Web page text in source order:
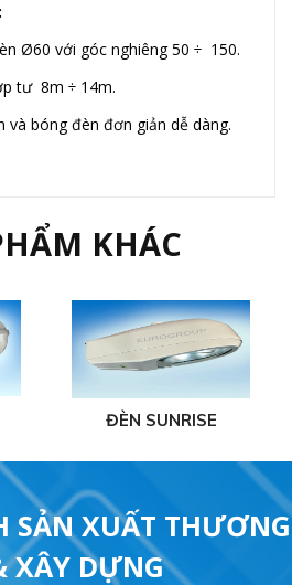
Ø60 với góc nghiêng 50 ÷ 150.
tư 8m ÷ 14m.
và bóng đèn đơn giản dễ dàng.
KHÁC
ĐÈN SUNRISE
SẢN XUẤT THƯƠNG
XÂY DỰNG